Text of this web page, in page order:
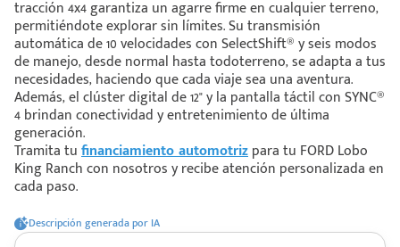
tracción 4x4 garantiza un agarre firme en cualquier terreno,
permitiéndote explorar sin límites. Su transmisión
automática de 10 velocidades con SelectShift® y seis modos
de manejo, desde normal hasta todoterreno, se adapta a tus
necesidades, haciendo que cada viaje sea una aventura.
Además, el clúster digital de 12" y la pantalla táctil con SYNC®
4 brindan conectividad y entretenimiento de última
generación.
Tramita tufinanciamiento automotrizpara tu FORD Lobo
King Ranch con nosotros y recibe atención personalizada en
cada paso.
Descripción generada por IA
más
estoy viendo 😀